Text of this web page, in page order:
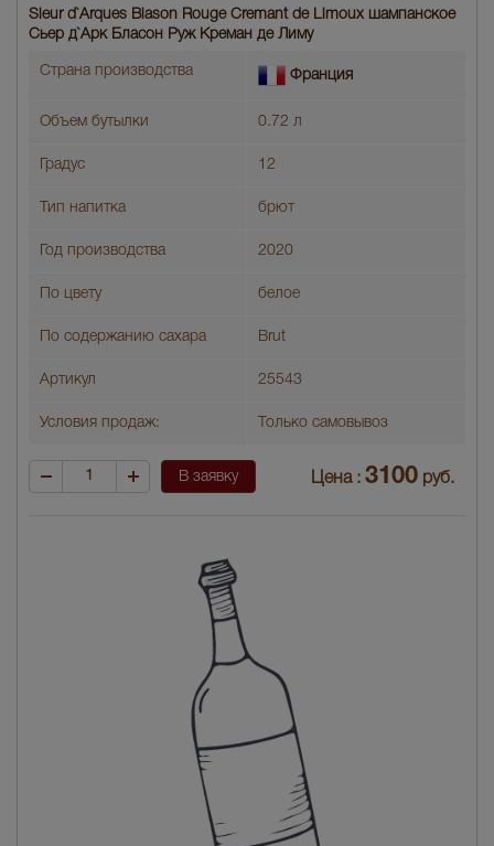
Sieur d`Arques Blason Rouge Cremant de Limoux шампанское
Сьер д`Арк Бласон Руж Креман де Лиму
Страна производства Франция
Объем бутылки 0.72 л
Градус 12
Тип напитка брют
Год производства 2020
По цвету белое
По содержанию сахара Brut
Артикул 25543
Условия продаж: Только самовывоз
В заявку Цена : 3100 руб.